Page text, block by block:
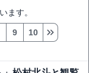
ます。
9 10